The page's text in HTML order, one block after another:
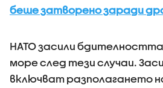
беше затворено заради
НАТО засили
море след тези случаи.
включват разполагането